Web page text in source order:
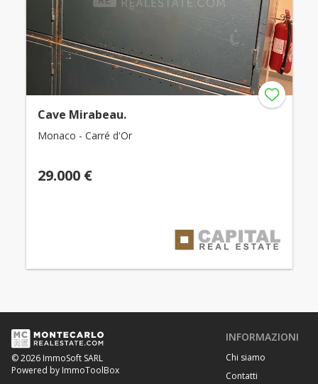
Cave Mirabeau.
Monaco - Carré d'Or
29.000 €
© 2026 ImmoSoft SARL
Powered by ImmoToolBox
INFORMAZIONI
Chi siamo
Contatti